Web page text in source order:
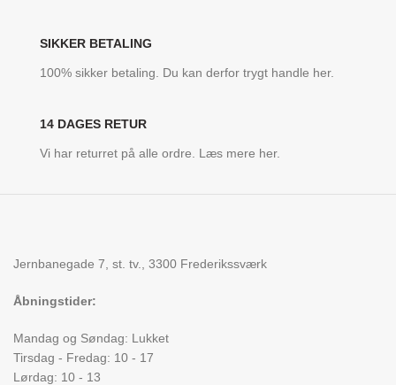
SIKKER BETALING
100% sikker betaling. Du kan derfor trygt handle her.
14 DAGES RETUR
Vi har returret på alle ordre. Læs mere her.
Jernbanegade 7, st. tv., 3300 Frederikssværk
Åbningstider:
Mandag og Søndag: Lukket
Tirsdag - Fredag: 10 - 17
Lørdag: 10 - 13